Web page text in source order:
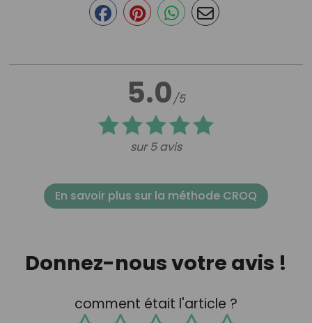
5.0/5
sur 5 avis
En savoir plus sur la méthode CROQ
Donnez-nous votre avis !
comment était l'article ?